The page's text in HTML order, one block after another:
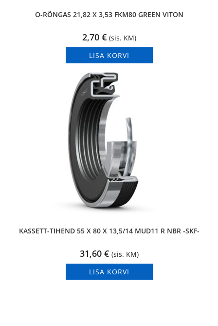
O-RÕNGAS 21,82 X 3,53 FKM80 GREEN VITON
2,70 € (sis. KM)
LISA KORVI
KASSETT-TIHEND 55 X 80 X 13,5/14 MUD11 R NBR -SKF-
31,60 € (sis. KM)
LISA KORVI